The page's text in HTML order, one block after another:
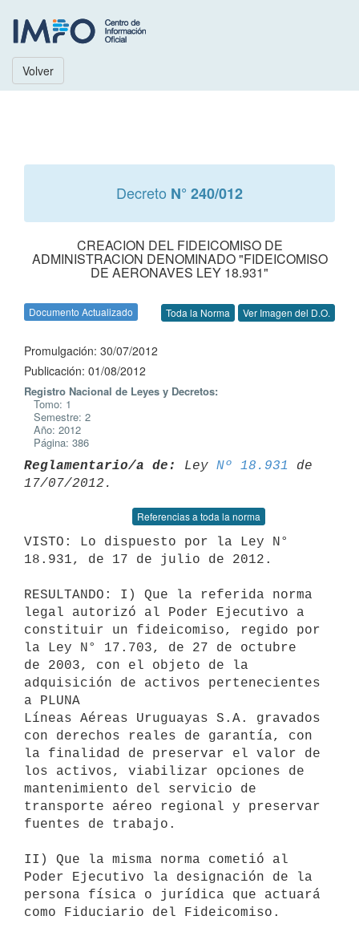
Volver
Decreto N° 240/012
CREACION DEL FIDEICOMISO DE
ADMINISTRACION DENOMINADO "FIDEICOMISO
DE AERONAVES LEY 18.931"
Documento Actualizado Toda la Norma Ver Imagen del D.O.
Promulgación: 30/07/2012
Publicación: 01/08/2012
Registro Nacional de Leyes y Decretos:
Tomo: 1
Semestre: 2
Año: 2012
Página: 386
Reglamentario/a de: Ley Nº 18.931
de
Referencias a toda la norma
VISTO: Lo dispuesto por la Ley N°
18.931, de 17 de julio de 2012.
RESULTANDO: I) Que la referida norma
legal autorizó al Poder Ejecutivo a
constituir un fideicomiso, regido por
la Ley N° 17.703, de 27 de octubre
de 2003, con el objeto de la
adquisición de activos pertenecientes
a PLUNA
Líneas Aéreas Uruguayas S.A. gravados
con derechos reales de garantía, con
la finalidad de preservar el valor de
los activos, viabilizar opciones de
mantenimiento del servicio de
transporte aéreo regional y preservar
fuentes de trabajo.
II) Que la misma norma cometió al
Poder Ejecutivo la designación de la
persona física o jurídica que actuará
como Fiduciario del Fideicomiso.